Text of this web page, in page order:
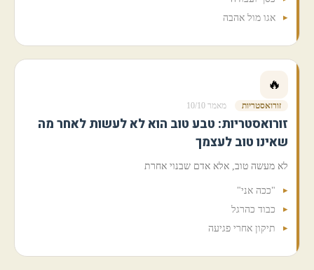
אגו מול אהבה
🔥
זורואסטריות מאמר 10/10
זורואסטריות: טבע טוב הוא לא לעשות לאחר מה
שאינו טוב לעצמך
לא מעשה טוב, אלא אדם שבנוי אחרת
"ככה אני"
כבוד כהרגל
תיקון אחרי פגיעה